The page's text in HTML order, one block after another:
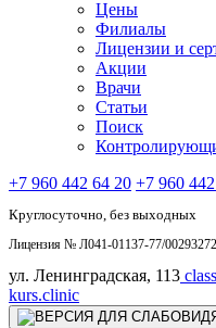
Цены
Филиалы
Лицензии и
Акции
Врачи
Статьи
Поиск
+7 960 442 64 20 +7 960
Круглосуточно, без выходных
Лицензия № Л041-01137-77/00293272
ул. Ленинградская, 113
kurs.clinic